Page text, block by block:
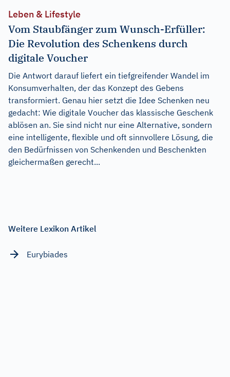
Leben & Lifestyle
Vom Staubfänger zum Wunsch-Erfüller:
Die Revolution des Schenkens durch
digitale Voucher
Die Antwort darauf liefert ein tiefgreifender Wandel im
Konsumverhalten, der das Konzept des Gebens
transformiert. Genau hier setzt die Idee Schenken neu
gedacht: Wie digitale Voucher das klassische Geschenk
ablösen an. Sie sind nicht nur eine Alternative, sondern
eine intelligente, flexible und oft sinnvollere Lösung, die
den Bedürfnissen von Schenkenden und Beschenkten
gleichermaßen gerecht...
Weitere Lexikon Artikel
Eurybiades